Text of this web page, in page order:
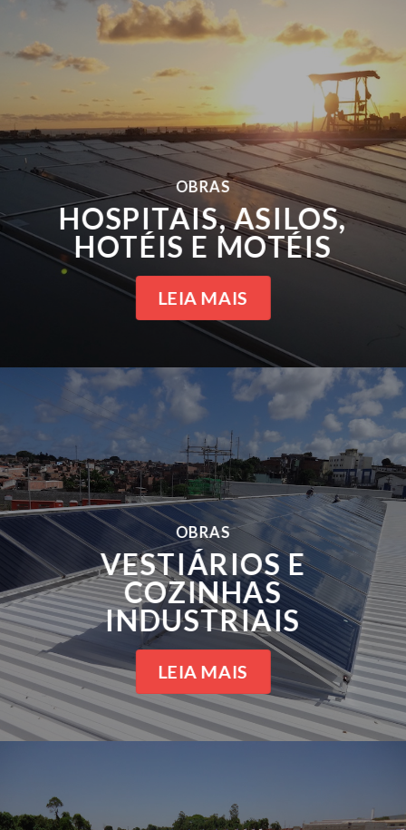
OBRAS
HOSPITAIS, ASILOS,
HOTÉIS E MOTÉIS
LEIA MAIS
OBRAS
VESTIÁRIOS E
COZINHAS
INDUSTRIAIS
LEIA MAIS